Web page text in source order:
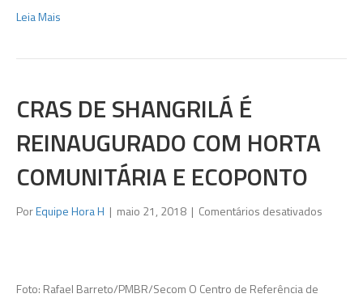
Leia Mais
CRAS DE SHANGRILÁ É
REINAUGURADO COM HORTA
COMUNITÁRIA E ECOPONTO
PorEquipe Hora H | maio 21, 2018 | Comentários desativados
Foto: Rafael Barreto/PMBR/Secom O Centro de Referência de